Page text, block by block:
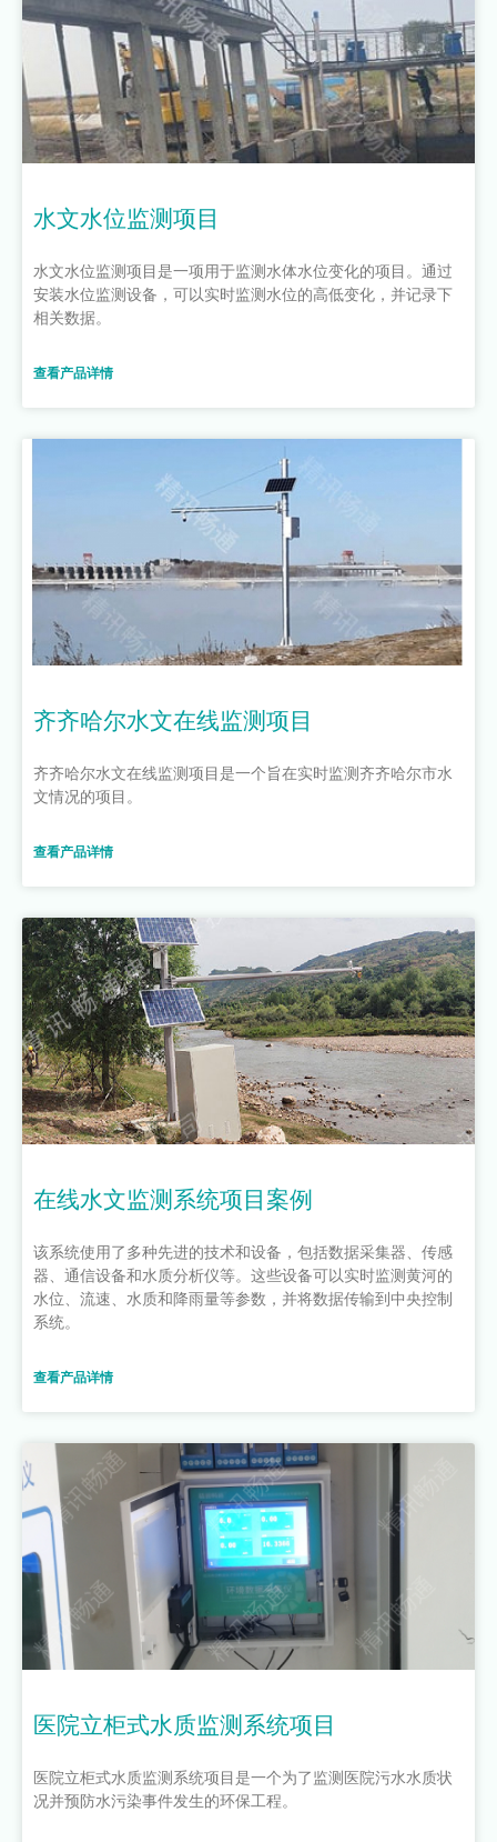
水文水位监测项目
水文水位监测项目是一项用于监测水体水位变化的项目。通过
安装水位监测设备，可以实时监测水位的高低变化，并记录下
相关数据。
查看产品详情
齐齐哈尔水文在线监测项目
齐齐哈尔水文在线监测项目是一个旨在实时监测齐齐哈尔市水
文情况的项目。
查看产品详情
在线水文监测系统项目案例
该系统使用了多种先进的技术和设备，包括数据采集器、传感
器、通信设备和水质分析仪等。这些设备可以实时监测黄河的
水位、流速、水质和降雨量等参数，并将数据传输到中央控制
系统。
查看产品详情
医院立柜式水质监测系统项目
医院立柜式水质监测系统项目是一个为了监测医院污水水质状
况并预防水污染事件发生的环保工程。